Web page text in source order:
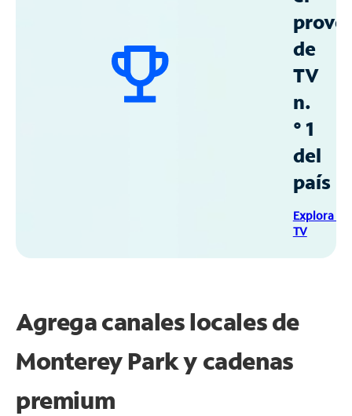
de
TV
n.
° 1
del
país
Explora
TV
Agrega canales locales de
Monterey Park y cadenas
premium